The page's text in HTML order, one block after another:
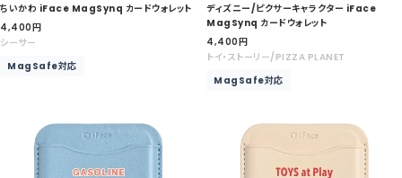
ちいかわ iFace MagSynq カードウォレット
セ
ー
価
4,400円
シーサー
MagSafe対応
ディズニー/ピクサーキャラクター iFace
MagSynq カードウォレット
セ
ー
価
4,400円
トイ・ストーリー/PIZZA PLANET
MagSafe対応